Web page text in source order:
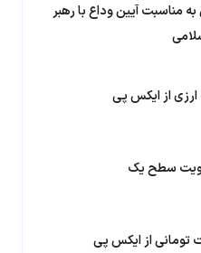
مناسبت آیین وداع با رهبر
از ایکس پی
سطح یک
تومانی از ایکس پی